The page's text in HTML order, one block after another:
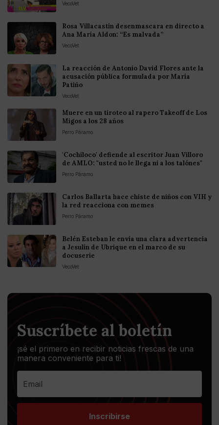
VecoVet
Rosa Villacastín desenmascara en directo a
Ana María Aldon: “Es malvada”
VecoVet
La reacción de Antonio David Flores ante la
acusación pública formulada por María
Patiño
VecoVet
Muere en un tiroteo al rapero Takeoff de Los
Migos a los 28 años
Perro Páramo
'Cochiloco' defiende al escritor Juan Villoro
de AMLO: "usted no le llega ni a los talónes"
Perro Páramo
Carlos Ballarta hace chiste de niños con VIH y
la red reacciona con memes
Perro Páramo
Belén Esteban le envía una clara advertencia
a Jesulín de Ubrique en el marco de su
docuserie
VecoVet
Suscríbete al boletín
¡sé el primero en recibir noticias frescas de una
manera conveniente para ti!
Inscribirse